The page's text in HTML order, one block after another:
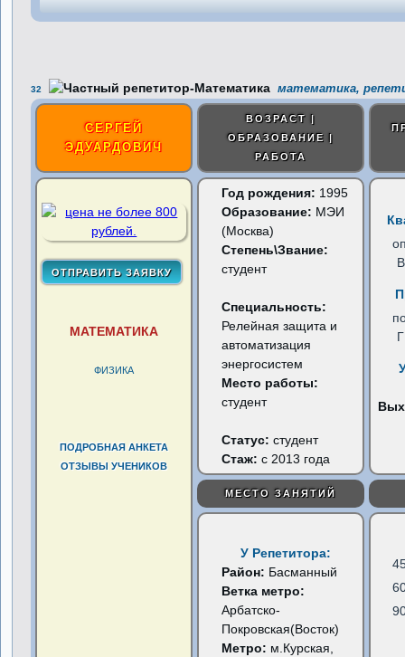
32 математика,
СЕРГЕЙ
ЭДУАРДОВИЧ
ВОЗРАСТ |
ОБРАЗОВАНИЕ |
РАБОТА
МАТЕМАТИКА
ФИЗИКА
ПОДРОБНАЯ АНКЕТА
ОТЗЫВЫ УЧЕНИКОВ
Год рождения: 1995
Образование: МЭИ
(Москва)
Степень\Звание:
студент
Специальность:
Релейная защита и
автоматизация
энергосистем
Место работы:
студент
Статус:студент
Стаж: с 2013 года
МЕСТО ЗАНЯТИЙ
У Репетитора:
Район: Басманный
Ветка метро:
Арбатско-
Покровская(Восток)
Метро: м.Курская,